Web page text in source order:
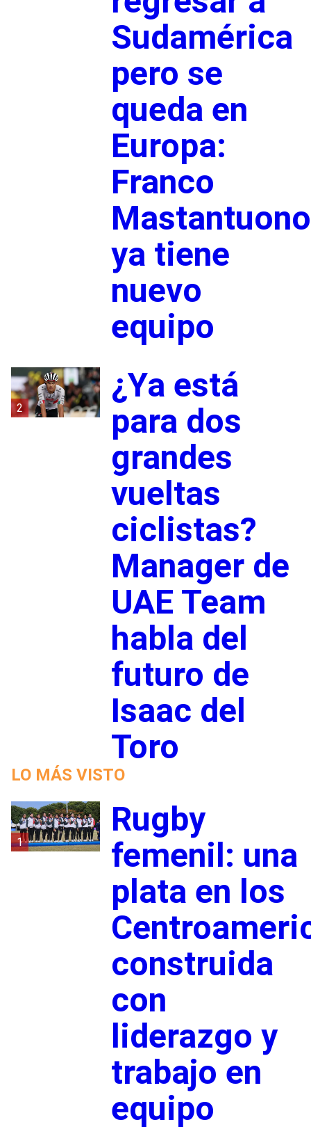
Sudamérica
pero se
queda en
Europa:
Franco
Mastantuono
ya tiene
nuevo
equipo
2
¿Ya está
para dos
grandes
vueltas
ciclistas?
Manager de
UAE Team
habla del
futuro de
Isaac del
Toro
LO MÁS VISTO
1
Rugby
femenil: una
plata en los
construida
con
liderazgo y
trabajo en
equipo